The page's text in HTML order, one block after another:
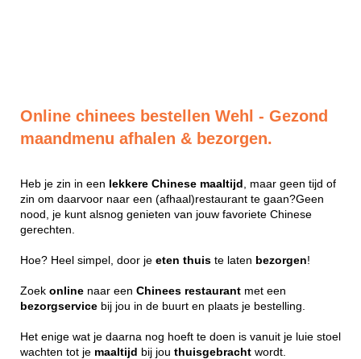
Online chinees bestellen Wehl - Gezond
maandmenu afhalen & bezorgen.
Heb je zin in een lekkere Chinese maaltijd , maar geen tijd of
zin om daarvoor naar een (afhaal)restaurant te gaan?Geen
nood, je kunt alsnog genieten van jouw favoriete Chinese
gerechten.
Hoe? Heel simpel, door je eten thuis te laten bezorgen!
Zoek online naar een Chinees restaurant met een
bezorgservice bij jou in de buurt en plaats je bestelling.
Het enige wat je daarna nog hoeft te doen is vanuit je luie stoel
wachten tot je maaltijd bij jou thuisgebracht wordt.